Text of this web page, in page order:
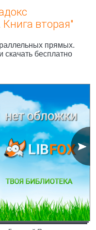
вторая"
прямых.
скачать бесплатно